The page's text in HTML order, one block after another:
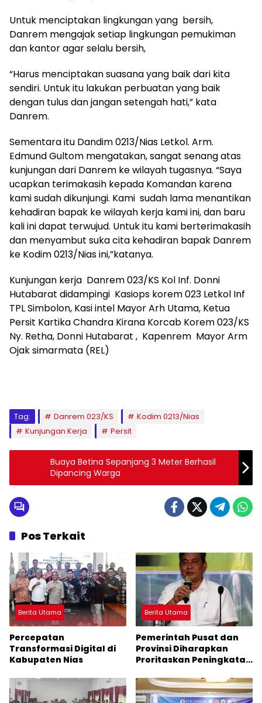
Untuk menciptakan lingkungan yang bersih,
Danrem mengajak setiap lingkungan pemukiman
dan kantor agar selalu bersih,
“Harus menciptakan suasana yang baik dari kita
sendiri. Untuk itu lakukan perbuatan yang baik
dengan tulus dan jangan setengah hati,” kata
Danrem.
Sementara itu Dandim 0213/Nias Letkol. Arm.
Edmund Gultom mengatakan, sangat senang atas
kunjungan dari Danrem ke wilayah tugasnya. “Saya
ucapkan terimakasih kepada Komandan karena
kami sudah dikunjungi. Kami sudah lama menantikan
kehadiran bapak ke wilayah kerja kami ini, dan baru
kali ini dapat terwujud. Untuk itu kami berterimakasih
dan menyambut suka cita kehadiran bapak Danrem
ke Kodim 0213/Nias ini,”katanya.
Kunjungan kerja Danrem 023/KS Kol Inf. Donni
Hutabarat didampingi Kasiops korem 023 Letkol Inf
TPL Simbolon, Kasi intel Mayor Arh Utama, Ketua
Persit Kartika Chandra Kirana Korcab Korem 023/KS
Ny. Retha, Donni Hutabarat , Kapenrem Mayor Arm
Ojak simarmata (REL)
Tag: Danrem 023/KS
Kodim 0213/Nias
Kunjungan Kerja
Persit
Buaya Betina Sepanjang 3 Meter Berhasil
Dipancing Warga
Pos Terkait
Berita Utama
Percepatan
Transformasi Digital di
Kabupaten Nias
Berita Utama
Pemerintah Pusat dan
Provinsi Diharapkan
Proritaskan Peningkatan
Kepulauan Nias